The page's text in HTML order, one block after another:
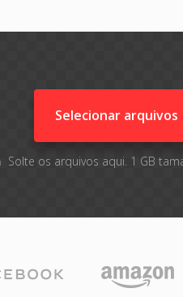
Selecionar arquivos
Solte os arquivos aqui. 1 GB